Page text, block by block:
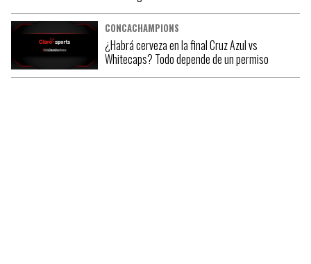
CONCACHAMPIONS
¿Habrá cerveza en la final Cruz Azul vs
Whitecaps? Todo depende de un permiso